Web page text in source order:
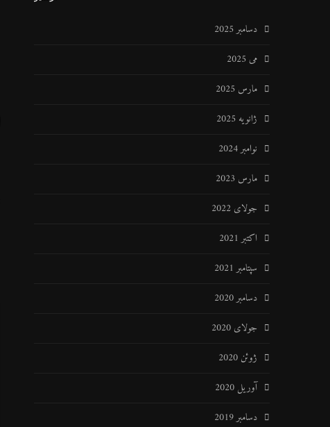
دسامبر 2025
می 2025
مارس 2025
ژانویه 2025
نوامبر 2024
مارس 2023
جولای 2022
اکتبر 2021
سپتامبر 2021
دسامبر 2020
جولای 2020
ژوئن 2020
آوریل 2020
دسامبر 2019